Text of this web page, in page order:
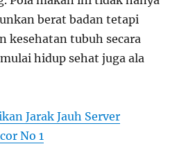
berat badan tetapi
kesehatan tubuh secara
hidup sehat juga ala
Jarak Jauh Server
No 1